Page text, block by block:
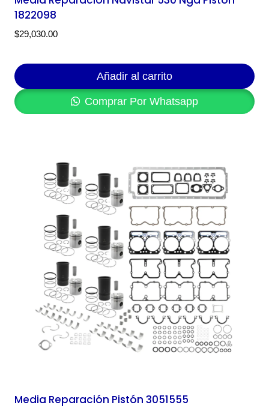
1822098
$29,030.00
Añadir al carrito
Comprar Por Whatsapp
Media Reparación Pistón 3051555